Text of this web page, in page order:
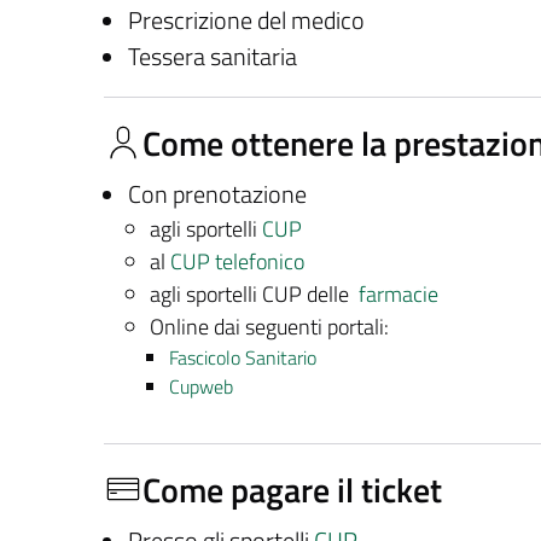
Prescrizione del medico
Tessera sanitaria
Come ottenere la
Con prenotazione
agli sportelli CUP
al CUP telefonico
agli sportelli CUP delle farmacie
Online dai seguenti portali:
Fascicolo Sanitario
Cupweb
Come pagare il ticket